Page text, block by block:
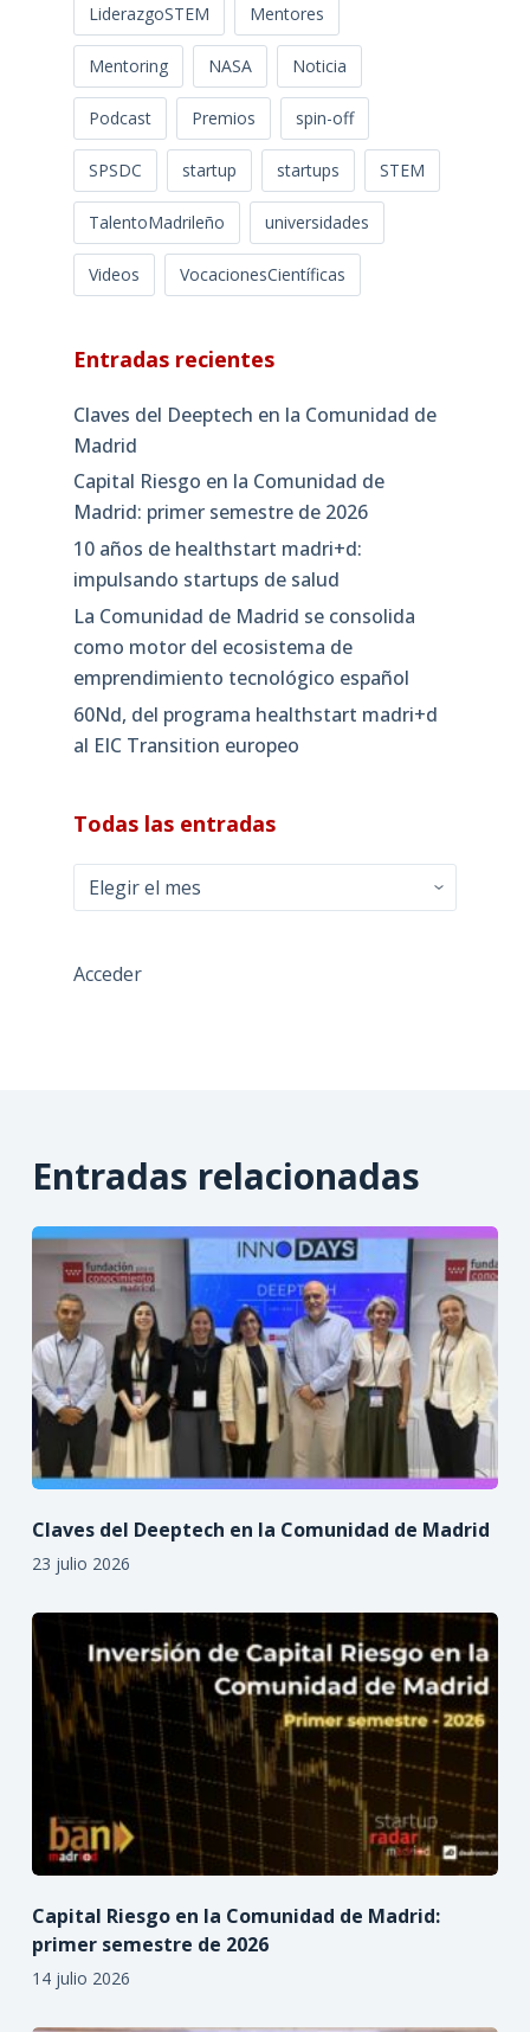
LiderazgoSTEM Mentores
Mentoring NASA Noticia
Podcast Premios spin-off
SPSDC startup startups STEM
TalentoMadrileño universidades
Videos VocacionesCientíficas
Entradas recientes
Claves del Deeptech en la Comunidad de
Madrid
Capital Riesgo en la Comunidad de
Madrid: primer semestre de 2026
10 años de healthstart madri+d:
impulsando startups de salud
La Comunidad de Madrid se consolida
como motor del ecosistema de
emprendimiento tecnológico español
60Nd, del programa healthstart madri+d
al EIC Transition europeo
Todas las entradas
Todas
las
Acceder
Entradas relacionadas
Claves del Deeptech en la Comunidad de Madrid
23 julio 2026
Capital Riesgo en la Comunidad de Madrid:
primer semestre de 2026
14 julio 2026